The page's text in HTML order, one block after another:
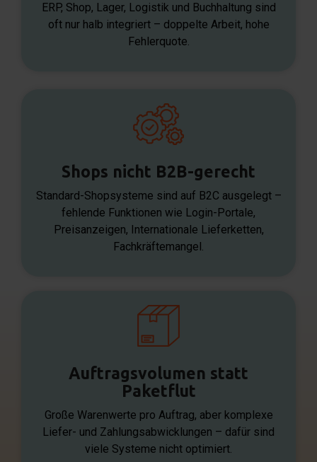
ERP, Shop, Lager, Logistik und Buchhaltung sind
oft nur halb integriert – doppelte Arbeit, hohe
Fehlerquote.
Shops nicht B2B-gerecht
Standard-Shopsysteme sind auf B2C ausgelegt –
fehlende Funktionen wie Login-Portale,
Preisanzeigen, Internationale Lieferketten,
Fachkräftemangel.​
Auftragsvolumen statt
Paketflut
Große Warenwerte pro Auftrag, aber komplexe
Liefer- und Zahlungsabwicklungen – dafür sind
viele Systeme nicht optimiert.